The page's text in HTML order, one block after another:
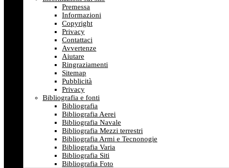
Premessa
Informazioni
Copyright
Privacy
Contattaci
Avvertenze
Aiutare
Ringraziamenti
Sitemap
Pubblicità
Privacy
Bibliografia e fonti
Bibliografia
Bibliografia Aerei
Bibliografia Navale
Bibliografia Mezzi terrestri
Bibliografia Armi e Tecnonogie
Bibliografia Varia
Bibliografia Siti
Bibliografia Foto